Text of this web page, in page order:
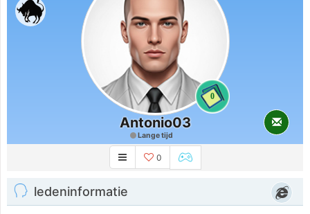
0
Antonio03
Lange tijd
0
ledeninformatie